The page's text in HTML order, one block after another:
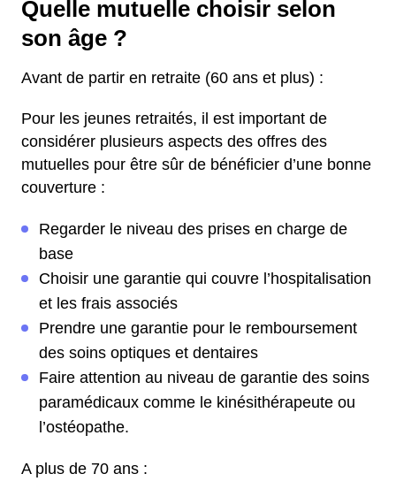
Quelle mutuelle choisir selon
son âge ?
Avant de partir en retraite (60 ans et plus) :
Pour les jeunes retraités, il est important de
considérer plusieurs aspects des offres des
mutuelles pour être sûr de bénéficier d’une bonne
couverture :
Regarder le niveau des prises en charge de
base
Choisir une garantie qui couvre l’hospitalisation
et les frais associés
Prendre une garantie pour le remboursement
des soins optiques et dentaires
Faire attention au niveau de garantie des soins
paramédicaux comme le kinésithérapeute ou
l’ostéopathe.
A plus de 70 ans :